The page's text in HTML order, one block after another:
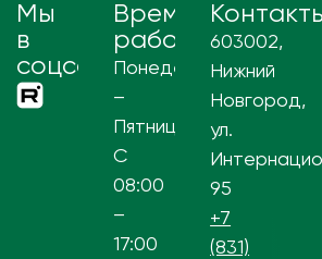
Мы
в
соцсетях
Время
работы
Понедельник
–
Пятница
С
08:00
–
17:00
603002,
Нижний
Новгород,
ул.
95
+7
(831)